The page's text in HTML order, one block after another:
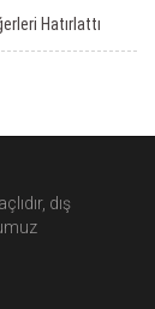
Hatırlattı
dış